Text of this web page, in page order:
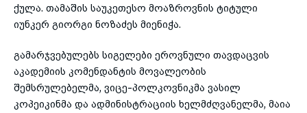
ქულა. თამაშის საუკეთესო მოაზროვნის ტიტული
იუნკერ გიორგი ნოზაძეს მიენიჭა.
გამარჯვებულებს სიგელები ეროვნული თავდაცვის
აკადემიის კომენდანტის მოვალეობის
შემსრულებელმა, ვიცე-პოლკოვნიკმა ვასილ
კოპეიკინმა და ადმინისტრაციის ხელმძღვანელმა, მაია